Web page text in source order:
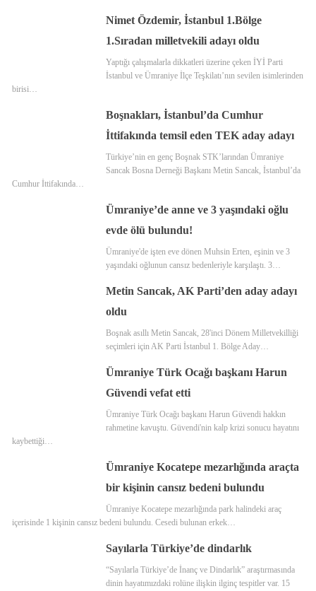
Nimet Özdemir, İstanbul 1.Bölge
1.Sıradan milletvekili adayı oldu
Yaptığı çalışmalarla dikkatleri üzerine çeken İYİ Parti
İstanbul ve Ümraniye İlçe Teşkilatı’nın sevilen isimlerinden
birisi…
Boşnakları, İstanbul’da Cumhur
İttifakında temsil eden TEK aday adayı
Türkiye’nin en genç Boşnak STK’larından Ümraniye
Sancak Bosna Derneği Başkanı Metin Sancak, İstanbul’da
Cumhur İttifakında…
Ümraniye’de anne ve 3 yaşındaki oğlu
evde ölü bulundu!
Ümraniye'de işten eve dönen Muhsin Erten, eşinin ve 3
yaşındaki oğlunun cansız bedenleriyle karşılaştı. 3…
Metin Sancak, AK Parti’den aday adayı
oldu
Boşnak asıllı Metin Sancak, 28'inci Dönem Milletvekilliği
seçimleri için AK Parti İstanbul 1. Bölge Aday…
Ümraniye Türk Ocağı başkanı Harun
Güvendi vefat etti
Ümraniye Türk Ocağı başkanı Harun Güvendi hakkın
rahmetine kavuştu. Güvendi'nin kalp krizi sonucu hayatını
kaybettiği…
Ümraniye Kocatepe mezarlığında araçta
bir kişinin cansız bedeni bulundu
Ümraniye Kocatepe mezarlığında park halindeki araç
içerisinde 1 kişinin cansız bedeni bulundu. Cesedi bulunan erkek…
Sayılarla Türkiye’de dindarlık
“Sayılarla Türkiye’de İnanç ve Dindarlık” araştırmasında
dinin hayatımızdaki rolüne ilişkin ilginç tespitler var. 15